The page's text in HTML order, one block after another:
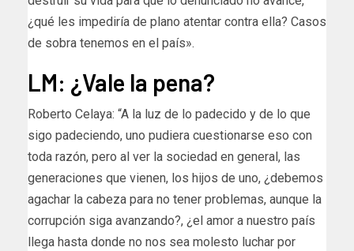
¿qué les impediría de plano atentar contra ella? Casos
de sobra tenemos en el país».
LM: ¿Vale la pena?
Roberto Celaya: “A la luz de lo padecido y de lo que
sigo padeciendo, uno pudiera cuestionarse eso con
toda razón, pero al ver la sociedad en general, las
generaciones que vienen, los hijos de uno, ¿debemos
agachar la cabeza para no tener problemas, aunque la
corrupción siga avanzando?, ¿el amor a nuestro país
llega hasta donde no nos sea molesto luchar por